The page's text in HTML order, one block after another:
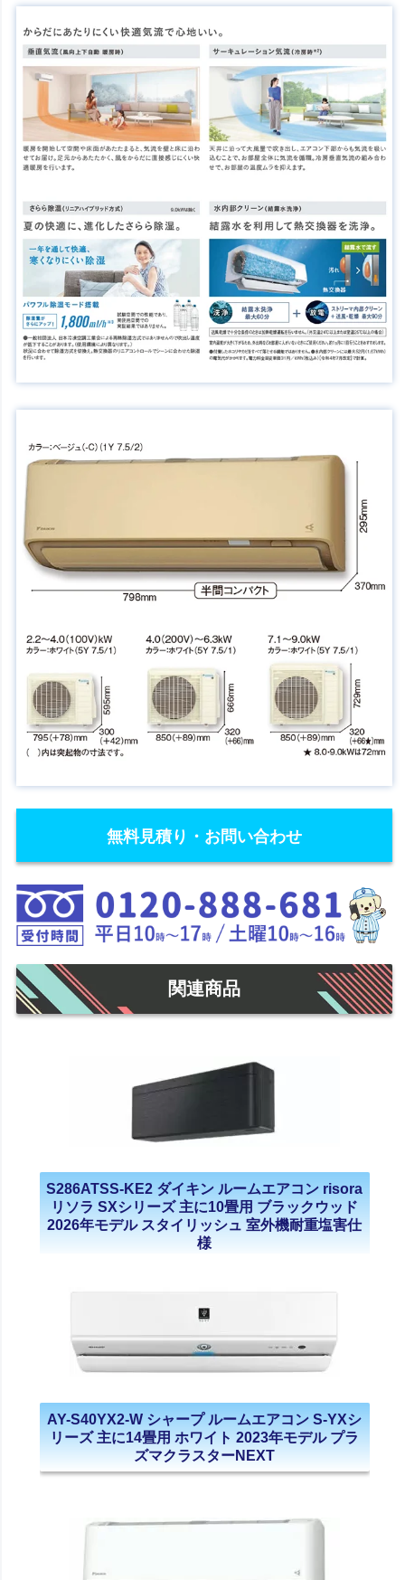
無料見積り・お問い合わせ
関連商品
S286ATSS-KE2 ダイキン ルームエアコン risora
リソラ SXシリーズ 主に10畳用 ブラックウッド
2026年モデル スタイリッシュ 室外機耐重塩害仕
様
AY-S40YX2-W シャープ ルームエアコン S-YXシ
リーズ 主に14畳用 ホワイト 2023年モデル プラ
ズマクラスターNEXT